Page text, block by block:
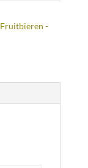
Fruitbieren -